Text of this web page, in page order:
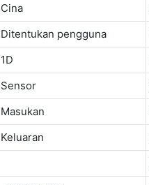
Cina
Ditentukan pengguna
1D
Sensor
Masukan
Keluaran